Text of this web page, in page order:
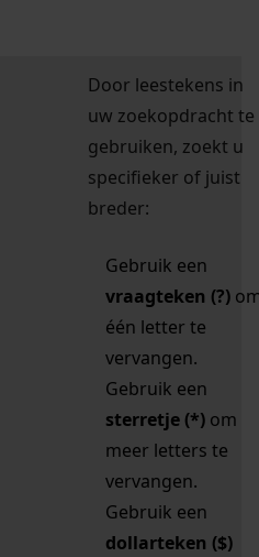
Door leestekens in
uw zoekopdracht te
gebruiken, zoekt u
specifieker of juist
breder:
Gebruik een
vraagteken (?)
één letter te
vervangen.
Gebruik een
sterretje (*) om
meer letters te
vervangen.
Gebruik een
dollarteken ($)